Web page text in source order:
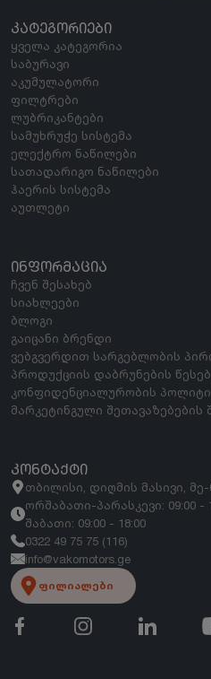
ᲙᲐᲢᲔᲒᲝᲠᲘᲔᲑᲘ
ყველა კატეგორია
საბურავი
აკუმულატორი
ფილტრები
ლუბრიკანტები
სამუხრუჭე სისტემა
ელექტრო ნაწილები
სათადარიგო ნაწილები
ჰაერის სისტემა
აუთლეტი
ᲘᲜᲤᲝᲠᲛᲐᲪᲘᲐ
ჩვენ შესახებ
სიახლეები
ბლოგი
გაიცანი ბრენდი
ვებგვერდით სარგებლობის
პროდუქციის დაბრუნების
კონფიდენციალურობის
მარკეტინგული შეთავაზებების
ᲙᲝᲜᲢᲐᲥᲢᲘ
თბილისი, დიღმის მასივი, მე-
ორშაბათი-პარასკევი: 09:00 -
შაბათი: 09:00 - 18:00
0322 49 75 75 (116)
info@vakomotors.ge
ფილიალები